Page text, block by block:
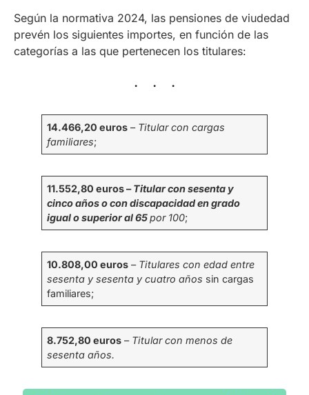
Según la normativa 2024, las pensiones de viudedad
prevén los siguientes importes, en función de las
categorías a las que pertenecen los titulares:
14.466,20 euros – Titular con cargas
familiares;
11.552,80 euros –Titular con sesenta y
cinco años o con discapacidad en grado
igual o superior al 65por 100;
10.808,00 euros – Titulares con edad entre
sesenta y sesenta y cuatro años sin cargas
familiares;
8.752,80 euros – Titular con menos de
sesenta años.